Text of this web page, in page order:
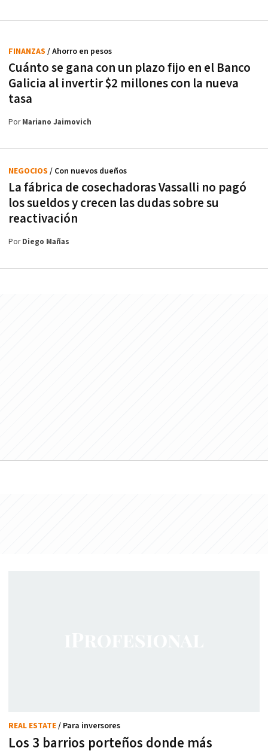
Cuánto se gana con un plazo fijo en el Banco
Galicia al invertir $2 millones con la nueva
tasa
FINANZAS / Ahorro en pesos
PorMariano Jaimovich
La fábrica de cosechadoras Vassalli no pagó
los sueldos y crecen las dudas sobre su
reactivación
NEGOCIOS / Con nuevos dueños
PorDiego Mañas
Los 3 barrios porteños donde más
REAL ESTATE/ Para inversores